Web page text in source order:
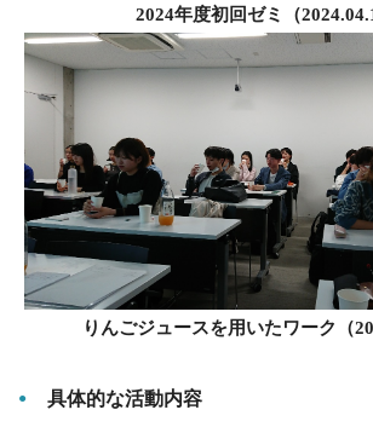
2024年度初回ゼミ（
りんごジュースを用いたワーク（
具体的な活動内容